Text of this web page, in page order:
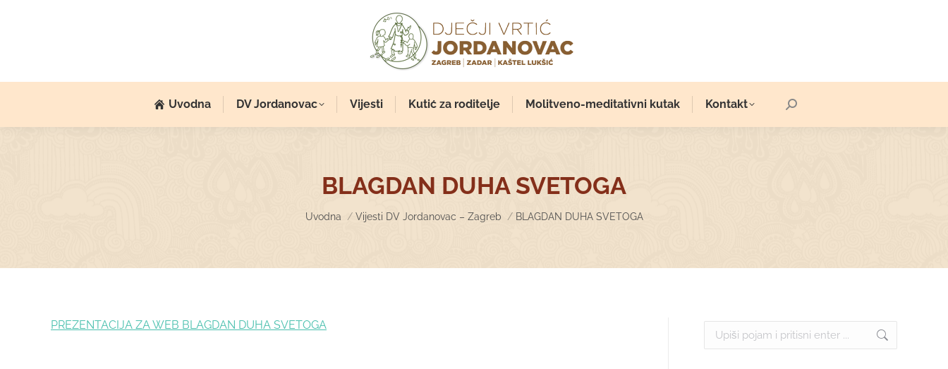
Uvodna DV Jordanovac Vijesti Kutić za roditelje Molitveno-meditativni kutak Kontakt Search:
BLAGDAN DUHA SVETOGA
You are here:
Uvodna Vijesti DV Jordanovac – Zagreb BLAGDAN DUHA SVETOGA
PREZENTACIJA ZA WEB BLAGDAN DUHA SVETOGA Search: